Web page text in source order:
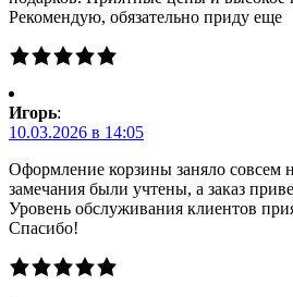
Рекомендую, обязательно приду еще
Игорь:
10.03.2026 в 14:05
Оформление корзины заняло совсем
замечания были учтены, а заказ
Уровень обслуживания клиентов
Спасибо!